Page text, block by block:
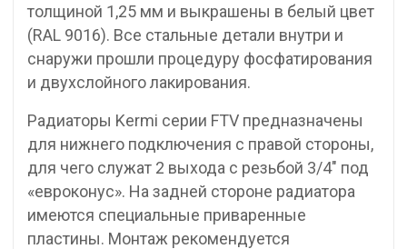
толщиной 1,25 мм и выкрашены в белый цвет
(RAL 9016). Все стальные детали внутри и
снаружи прошли процедуру фосфатирования
и двухслойного лакирования.
Радиаторы Kermi серии FTV предназначены
для нижнего подключения с правой стороны,
для чего служат 2 выхода с резьбой 3/4″ под
«евроконус». На задней стороне радиатора
имеются специальные приваренные
пластины. Монтаж рекомендуется